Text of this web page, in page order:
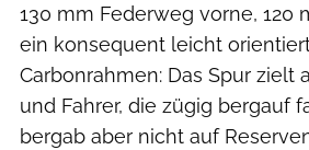
130 mm Federweg vorne, 120
ein konsequent leicht
Carbonrahmen: Das Spur zielt
und Fahrer, die zügig bergauf
bergab aber nicht auf